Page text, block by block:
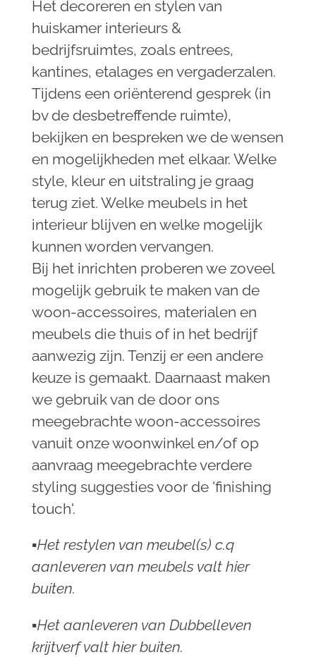
Het decoreren en stylen van
huiskamer interieurs &
bedrijfsruimtes, zoals entrees,
kantines, etalages en vergaderzalen.
Tijdens een oriënterend gesprek (in
bv de desbetreffende ruimte),
bekijken en bespreken we de wensen
en mogelijkheden met elkaar. Welke
style, kleur en uitstraling je graag
terug ziet. Welke meubels in het
interieur blijven en welke mogelijk
kunnen worden vervangen.
Bij het inrichten proberen we zoveel
mogelijk gebruik te maken van de
woon-accessoires, materialen en
meubels die thuis of in het bedrijf
aanwezig zijn. Tenzij er een andere
keuze is gemaakt. Daarnaast maken
we gebruik van de door ons
meegebrachte woon-accessoires
vanuit onze woonwinkel en/of op
aanvraag meegebrachte verdere
styling suggesties voor de 'finishing
touch'.
▪︎Het restylen van meubel(s) c.q
aanleveren van meubels valt hier
buiten.
▪︎Het aanleveren van Dubbelleven
krijtverf valt hier buiten.